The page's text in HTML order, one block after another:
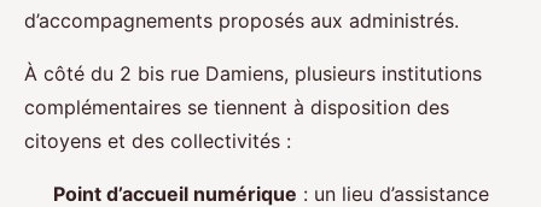
d’accompagnements proposés aux administrés.
À côté du 2 bis rue Damiens, plusieurs institutions
complémentaires se tiennent à disposition des
citoyens et des collectivités :
Point d’accueil numérique : un lieu d’assistance